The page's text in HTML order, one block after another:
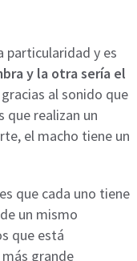
particularidad y es
y la otra sería el
al sonido que
que realizan un
el macho tiene un
que cada uno tiene
un mismo
que está
grande